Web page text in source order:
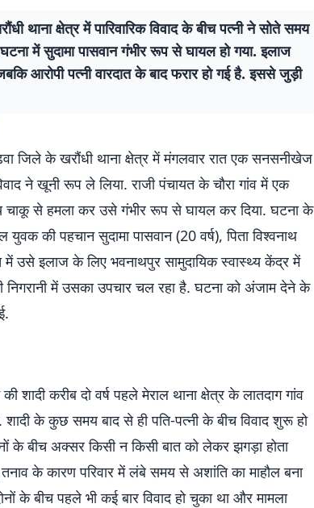
क्षेत्र में पारिवारिक विवाद के बीच पत्नी ने सोते समय
में सुदामा पासवान गंभीर रूप से घायल हो गया. इलाज
आरोपी पत्नी वारदात के बाद फरार हो गई है. इससे जुड़ी
जिले के खरौंधी थाना क्षेत्र में मंगलवार रात एक सनसनीखेज
ने खूनी रूप ले लिया. राजी पंचायत के चौरा गांव में एक
चाकू से हमला कर उसे गंभीर रूप से घायल कर दिया. घटना के
की पहचान सुदामा पासवान (20 वर्ष), पिता विश्वनाथ
उसे इलाज के लिए भवनाथपुर सामुदायिक स्वास्थ्य केंद्र में
निगरानी में उसका उपचार चल रहा है. घटना को अंजाम देने के
शादी करीब दो वर्ष पहले मेराल थाना क्षेत्र के लातदाग गांव
शादी के कुछ समय बाद से ही पति-पत्नी के बीच विवाद शुरू हो
के बीच अक्सर किसी न किसी बात को लेकर झगड़ा होता
के कारण परिवार में लंबे समय से अशांति का माहौल बना
के बीच पहले भी कई बार विवाद हो चुका था और मामला